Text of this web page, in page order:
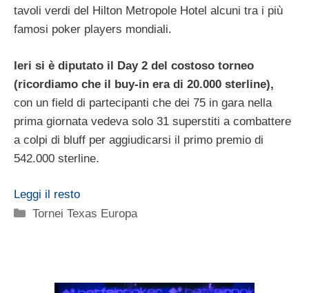
tavoli verdi del Hilton Metropole Hotel alcuni tra i più
famosi poker players mondiali.
Ieri si è diputato il Day 2 del costoso torneo
(ricordiamo che il buy-in era di 20.000 sterline),
con un field di partecipanti che dei 75 in gara nella
prima giornata vedeva solo 31 superstiti a combattere
a colpi di bluff per aggiudicarsi il primo premio di
542.000 sterline.
Leggi il resto
Categorie
Tornei Texas Europa